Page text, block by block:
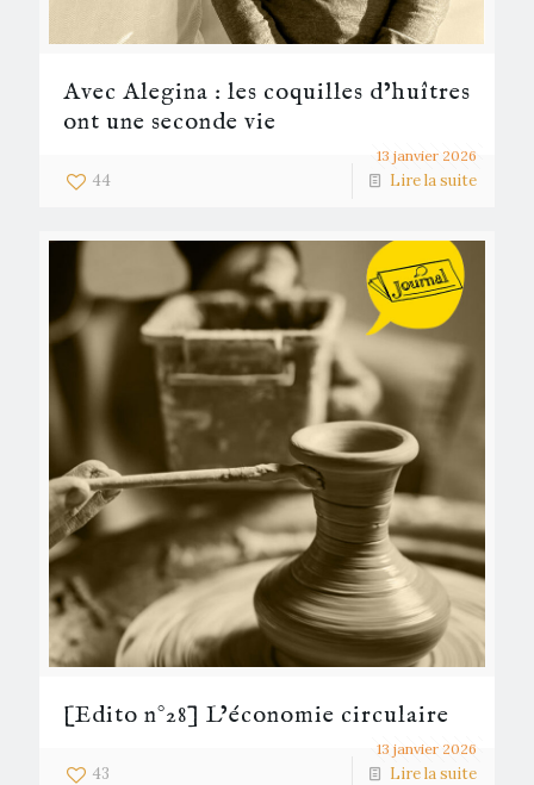
13 janvier 2026
Avec Alegina : les coquilles d’huîtres
ont une seconde vie
44 Lire la suite
13 janvier 2026
[Edito n°28] L’économie circulaire
43 Lire la suite